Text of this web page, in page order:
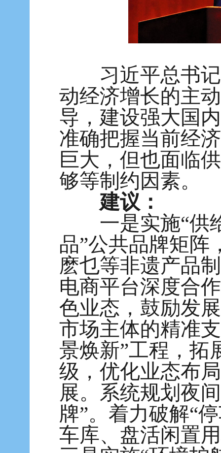
习近平总书记
动经济增长的主
导，建设强大国
准确把握当前经
巨大，但也面临
够等制约因素。
建议：
一是实施“供给
品”公共品牌矩阵
麽乜等非遗产品
电商平台深度合
色业态，鼓励发
市场主体的精准
景焕新”工程，拓
级，优化业态布
展。系统规划夜
牌”。着力破解“
车库、盘活闲置